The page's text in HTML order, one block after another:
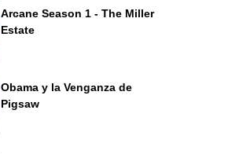
Arcane Season 1 - The Miller
Estate
Obama y la Venganza de
Pigsaw